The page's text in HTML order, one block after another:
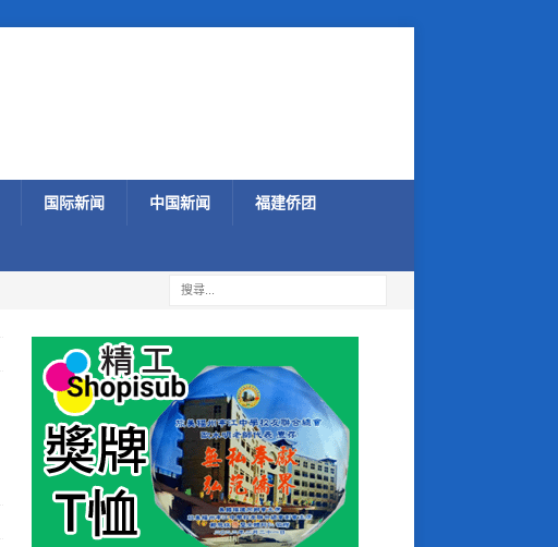
国际新闻 中国新闻 福建侨团